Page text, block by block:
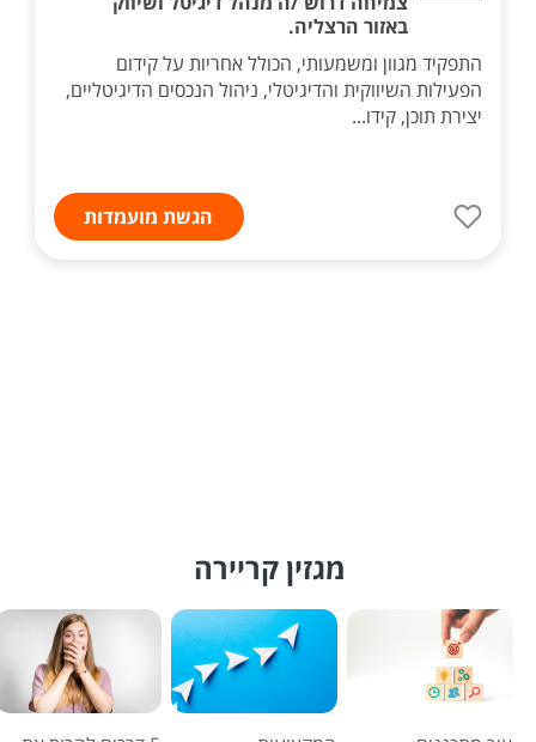
באזור הרצליה.
התפקיד מגוון ומשמעותי, הכולל אחריות על קידום
הפעילות השיווקית והדיגיטלי, ניהול הנכסים הדיגיטליים,
יצירת תוכן, קידו...
הגשת מועמדות
מגזין קריירה